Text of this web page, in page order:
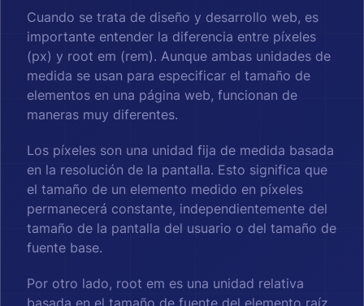
Cuando se trata de diseño y desarrollo web, es
importante entender la diferencia entre píxeles
(px) y root em (rem). Aunque ambas unidades de
medida se usan para especificar el tamaño de
elementos en una página web, funcionan de
maneras muy diferentes.
Los píxeles son una unidad fija de medida basada
en la resolución de la pantalla. Esto significa que
el tamaño de un elemento medido en píxeles
permanecerá constante, independientemente del
tamaño de la pantalla del usuario o del tamaño de
fuente base.
Por otro lado, root em es una unidad relativa
basada en el tamaño de fuente del elemento raíz